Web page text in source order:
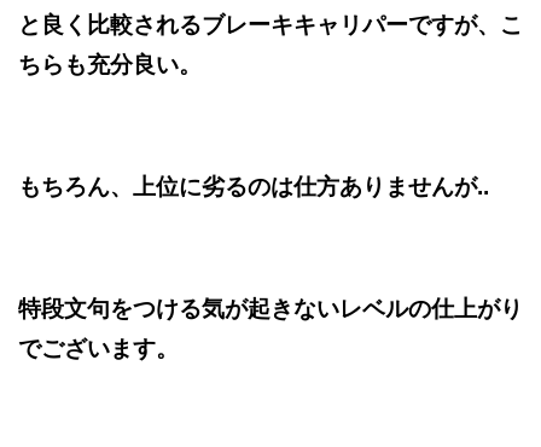
と良く比較されるブレーキキャリパーですが、こ
ちらも充分良い。
もちろん、上位に劣るのは仕方ありませんが..
特段文句をつける気が起きないレベルの仕上がり
でございます。